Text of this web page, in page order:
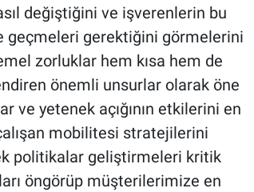
değiştiğini ve işverenlerin bu
geçmeleri gerektiğini görmelerini
zorluklar hem kısa hem de
önemli unsurlar olarak öne
ve yetenek açığının etkilerini en
mobilitesi stratejilerini
politikalar geliştirmeleri kritik
öngörüp müşterilerimize en